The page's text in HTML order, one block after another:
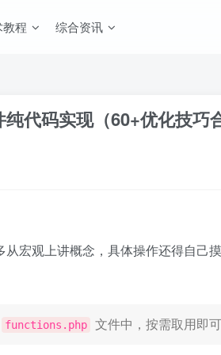
程 综合资讯
代码实现（60+优化技巧
宏观上讲概念，具体操作还得自
functions.php 文件中，按需取用即可